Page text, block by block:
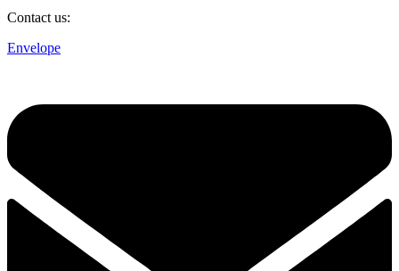
Contact us:
Envelope